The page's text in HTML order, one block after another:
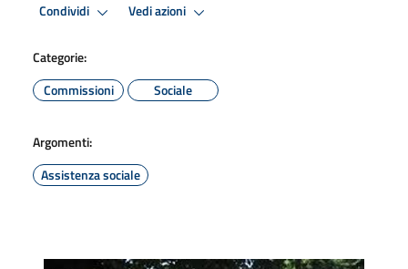
Condividi Vedi azioni
Categorie:
Commissioni
Sociale
Argomenti:
Assistenza sociale